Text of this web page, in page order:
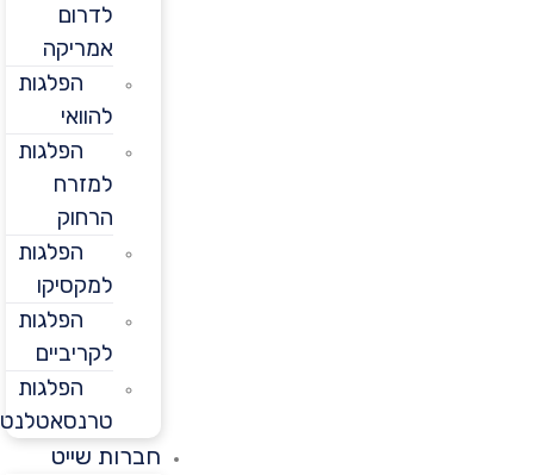
לדרום
אמריקה
הפלגות
הפלגות
למזרח
הרחוק
הפלגות
למקסיקו
הפלגות
לקריביים
הפלגות
טרנסאטלנטיות
חברות שייט